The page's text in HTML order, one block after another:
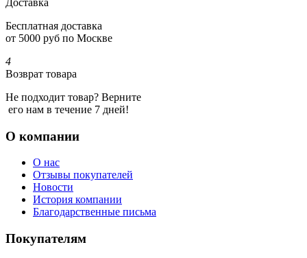
Доставка
Бесплатная доставка
от 5000 руб по Москве
4
Возврат товара
Не подходит товар? Верните
его нам в течение 7 дней!
О компании
О нас
Отзывы покупателей
Новости
История компании
Благодарственные письма
Покупателям